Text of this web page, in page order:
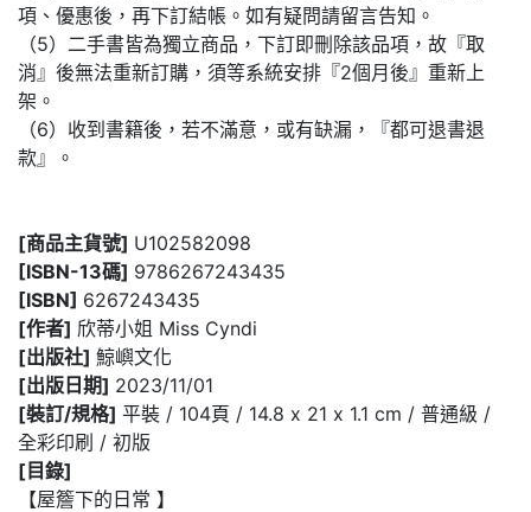
項、優惠後，再下訂結帳。如有疑問請留言告知。
（5）二手書皆為獨立商品，下訂即刪除該品項，故『取
消』後無法重新訂購，須等系統安排『2個月後』重新上
架。
（6）收到書籍後，若不滿意，或有缺漏，『都可退書退
款』。
[商品主貨號] U102582098
[ISBN-13碼] 9786267243435
[ISBN] 6267243435
[作者] 欣蒂小姐 Miss Cyndi
[出版社] 鯨嶼文化
[出版日期] 2023/11/01
[裝訂/規格] 平裝 / 104頁 / 14.8 x 21 x 1.1 cm / 普通級 /
全彩印刷 / 初版
[目錄]
【屋簷下的日常 】